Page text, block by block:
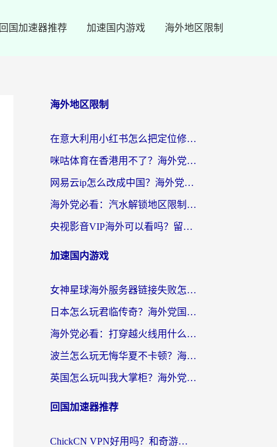
回国加速器推荐 加速国内游戏 海外地区限制
海外地区限制
在意大利用小红书怎么把定位修改到中国国内？3个实用技巧+1个靠谱工具帮你搞定
咪咕体育在香港用不了？海外党必看的回国加速器选择指南（附3个真实场景解决方案）
网易云ip怎么改成中国？海外党听音乐听书的无痛解决方案
海外党必看：汽水解锁地区限制怎么解除？3招解决国内影音&生活服务难题
央视影音VIP海外可以看吗？留学生亲测有效的回国加速器选择指南
加速国内游戏
女神星球海外服务器链接失败怎么解决？海外党国服游戏加速避坑指南
日本怎么玩君临传奇？海外党国服游戏加速避坑指南（附菲律宾欧洲玩家实测）
海外党必看：打穿越火线用什么加速器？解决延迟卡顿，还能玩奇妙拼图世界和第五人格
波兰怎么玩无悔华夏不卡顿？海外国服游戏加速器终极指南（附征途2萤火突击解决方案）
英国怎么玩叫我大掌柜？海外党国服游戏加速避坑指南（附实测推荐）
回国加速器推荐
ChickCN VPN好用吗？和奇游手游VPN对比哪个回国效果更好？海外党亲测实用指南